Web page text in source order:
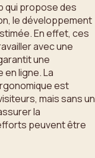
qui propose des
le développement
En effet, ces
avec une
une
ligne. La
est
mais sans un
la
peuvent être